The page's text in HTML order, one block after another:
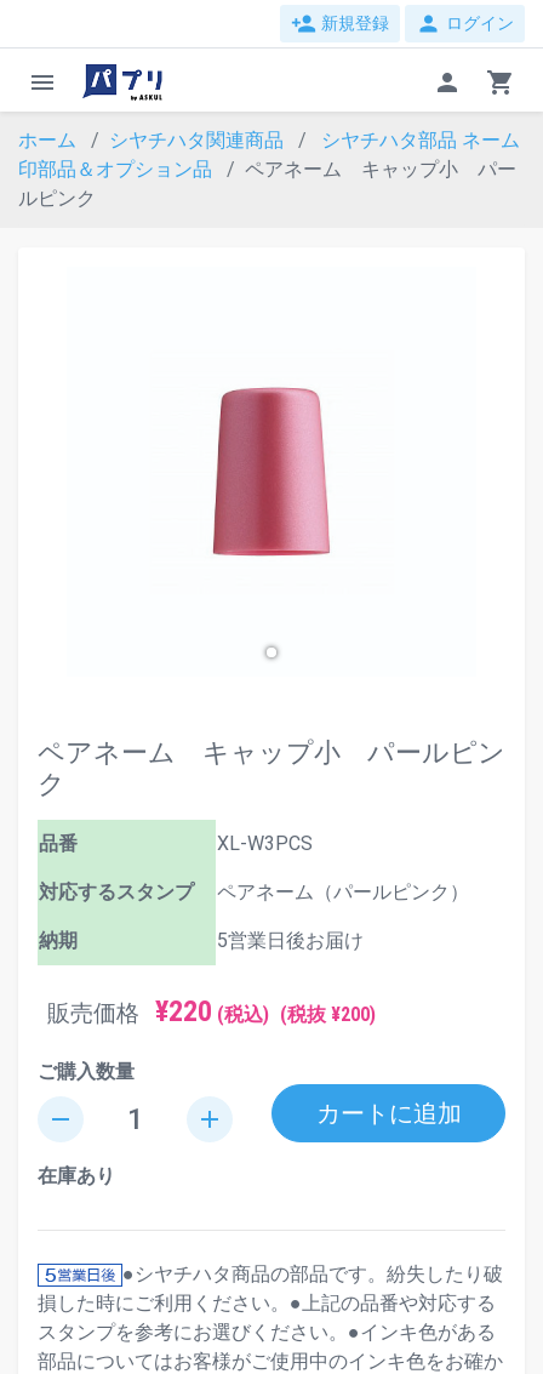
person_add 新規登録 person ログイン
menu person shopping_cart
ホーム シヤチハタ関連商品 シヤチハタ部品 ネーム
印部品＆オプション品
ペアネーム キャップ小 パー
ルピンク
ペアネーム キャップ小 パールピン
ク
品番 XL-W3PCS
対応するスタンプ ペアネーム（パールピンク）
納期 5営業日後お届け
販売価格 ¥220 (税込) (税抜 ¥200)
ご購入数量
remove add カートに追加
在庫あり
●シヤチハタ商品の部品です。紛失したり破
損した時にご利用ください。●上記の品番や対応する
スタンプを参考にお選びください。●インキ色がある
部品についてはお客様がご使用中のインキ色をお確か